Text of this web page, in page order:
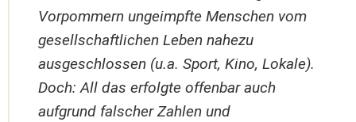
Vorpommern ungeimpfte Menschen vom
gesellschaftlichen Leben nahezu
ausgeschlossen (u.a. Sport, Kino, Lokale).
Doch: All das erfolgte offenbar auch
aufgrund falscher Zahlen und